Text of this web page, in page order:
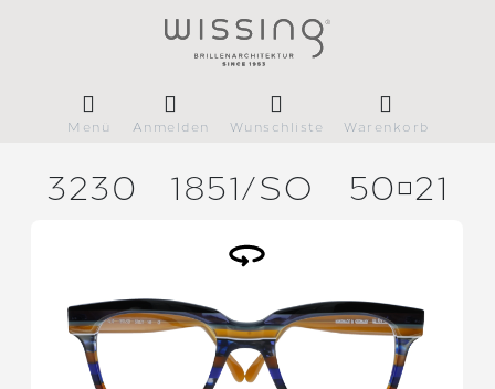
Menü Anmelden Wunschliste Warenkorb
3230 1851/SO 5021